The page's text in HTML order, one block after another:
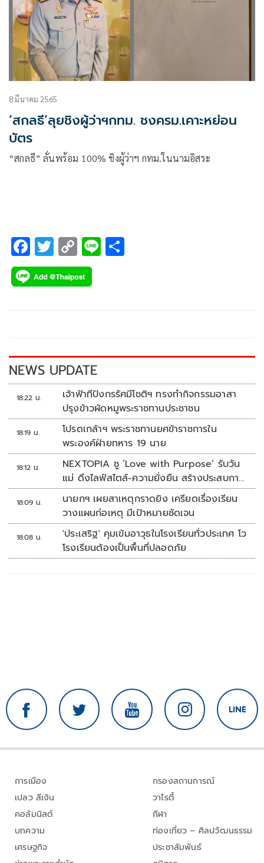
8 มีนาคม 2565
‘สกลธี’ลุยชิงผู้ว่าฯกทม. ชงครม.เคาะหย่อน
บัตร
“สกลธี” ลั่นพร้อม 100% ชิงผู้ว่าฯ กทม.ในนามอิสระ
F
ac
e
k
T
wi
tt
C
o
p
k
Li
NEWS UPDATE
18:22 น.
เจ้าฟ้าทีปังกรรัศมีโชติฯ ทรงทำกิจกรรมอาสา
ปรุงข้าวผัดหมูพระราชทานประชาชน
18:19 น.
โปรดเกล้าฯ พระราชทานยศข้าราชการใน
พระองค์ฝ่ายทหาร 19 นาย
18:12 น.
NEXTOPIA ชู ‘Love with Purpose’ รับวัน
แม่ ดึงไลฟ์สไตล์-ความยั่งยืน สร้างประสบกา
รณ์ช้อปปิงมีความหมาย
18:09 น.
นายกฯ เผยสาเหตุกราดยิง เครียดเรื่องเรียน
วางแผนก่อเหตุ มีเป้าหมายชัดเจน
18:08 น.
'ประเสริฐ' คุมเข้มอาวุธในโรงเรียนทั่วประเทศ โว
โรงเรียนต้องเป็นพื้นที่ปลอดภัย
การเมือง
เปลว สีเงิน
คอลัมนิสต์
บทความ
เศรษฐกิจ
กรองสถานการณ์
วาไรตี้
กีฬา
ท่องเที่ยว – ศิลปวัฒนธรรม
ประชาสัมพันธ์